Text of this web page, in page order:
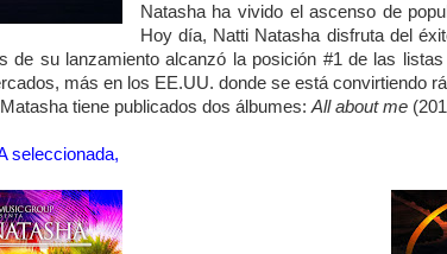
Natasha ha vivido el ascenso de
Hoy día, Natti Natasha disfruta del
de su lanzamiento alcanzó la posición #1 de las
más en los EE.UU. donde se está convirtiendo
tiene publicados dos álbumes: All about me
seleccionada,